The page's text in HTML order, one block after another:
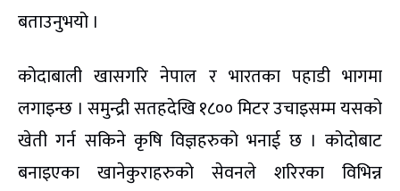
बताउनुभयो ।
कोदाबाली खासगरि नेपाल र भारतका पहाडी भागमा
लगाइन्छ । समुन्द्री सतहदेखि १८०० मिटर उचाइसम्म यसको
खेती गर्न सकिने कृषि विज्ञहरुको भनाई छ । कोदोबाट
बनाइएका खानेकुराहरुको सेवनले शरिरका विभिन्न